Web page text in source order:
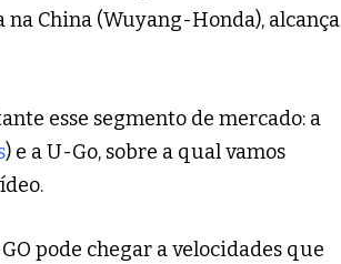
China (Wuyang-Honda), alcança
esse segmento de mercado: a
) e a U-Go, sobre a qual vamos
pode chegar a velocidades que